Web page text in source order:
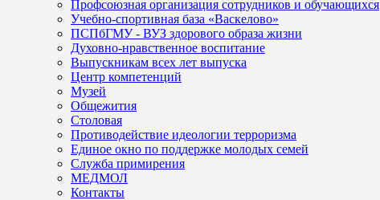
Профсоюзная организация сотрудников и обучающихся
Учебно-спортивная база «Васкелово»
ПСПбГМУ - ВУЗ здорового образа жизни
Духовно-нравственное воспитание
Выпускникам всех лет выпуска
Центр компетенций
Музей
Общежития
Столовая
Противодействие идеологии терроризма
Единое окно по поддержке молодых семей
Служба примирения
МЕДМОЛ
Контакты